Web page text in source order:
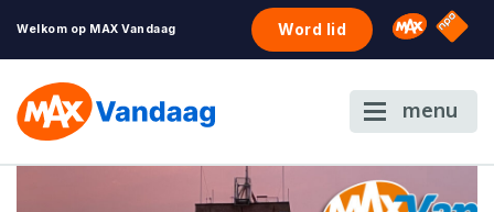
Welkom op MAX Vandaag Word lid Omroep
NPO
menu